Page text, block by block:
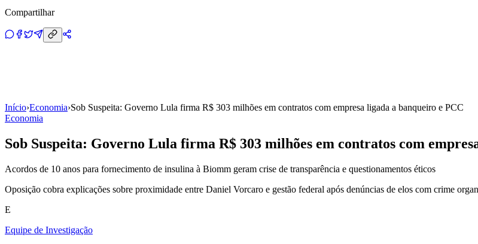
Compartilhar
Início›Economia›Sob Suspeita: Governo Lula firma R$ 303 milhões em contratos com empresa ligada a banqueiro e PCC
Economia
Sob Suspeita: Governo Lula firma R$ 303 milhões em contratos com
Acordos de 10 anos para fornecimento de insulina à Biomm geram crise de transparência e questionamentos éticos
Oposição cobra explicações sobre proximidade entre Daniel Vorcaro e gestão federal após denúncias de elos com crime
E
Equipe de Investigação